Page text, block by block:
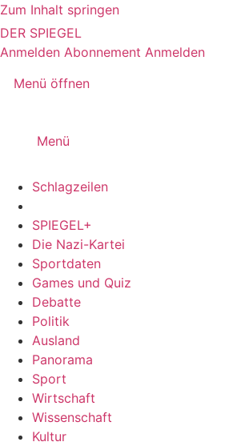
Zum Inhalt springen
DER SPIEGEL
Anmelden Abonnement Anmelden
Menü öffnen
Menü
Schlagzeilen
SPIEGEL+
Die Nazi-Kartei
Sportdaten
Games und Quiz
Debatte
Politik
Ausland
Panorama
Sport
Wirtschaft
Wissenschaft
Kultur